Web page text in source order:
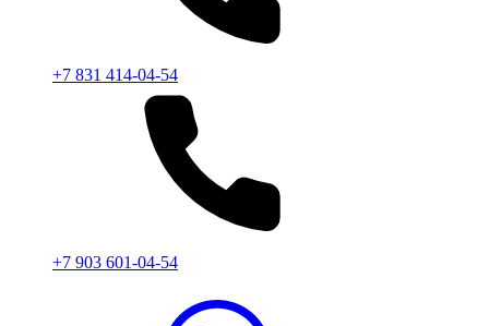
+7 831 414-04-54
+7 903 601-04-54